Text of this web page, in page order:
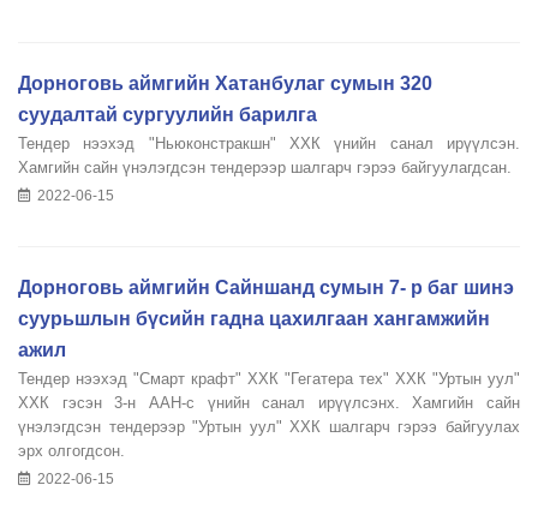
Дорноговь аймгийн Хатанбулаг сумын 320
суудалтай сургуулийн барилга
Тендер нээхэд "Ньюконстракшн" ХХК үнийн санал ирүүлсэн.
Хамгийн сайн үнэлэгдсэн тендерээр шалгарч гэрээ байгуулагдсан.
2022-06-15
Дорноговь аймгийн Сайншанд сумын 7- р баг шинэ
суурьшлын бүсийн гадна цахилгаан хангамжийн
ажил
Тендер нээхэд "Смарт крафт" ХХК "Гегатера тех" ХХК "Уртын уул"
ХХК гэсэн 3-н ААН-с үнийн санал ирүүлсэнх. Хамгийн сайн
үнэлэгдсэн тендерээр "Уртын уул" ХХК шалгарч гэрээ байгуулах
эрх олгогдсон.
2022-06-15